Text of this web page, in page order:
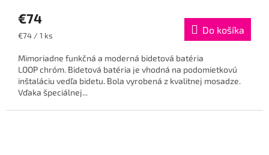
€74
Jednotková
€74 / 1 ks Do košíka
Mimoriadne funkčná a moderná bidetová batéria
LOOP chróm. Bidetová batéria je vhodná na podomietkovú
inštaláciu vedľa bidetu. Bola vyrobená z kvalitnej mosadze.
Vďaka špeciálnej...